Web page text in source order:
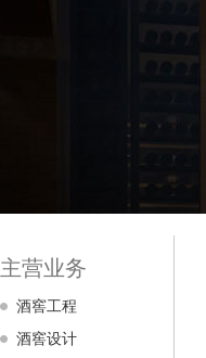
主营业务
酒窖工程
酒窖设计